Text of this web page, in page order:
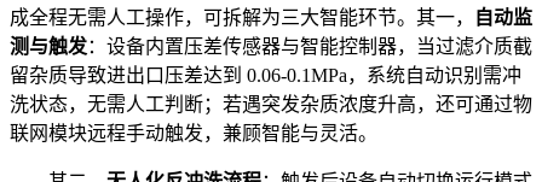
成全程无需人工操作，可拆解为三大智能环节。其一，
自动监
测与触发：设备内置压差传感器与智能控制器，当过滤介质截
留杂质导致进出口压差达到 0.06-0.1MPa，系统自动识别需冲
洗状态，无需人工判断；若遇突发杂质浓度升高，还可通过物
联网模块远程手动触发，兼顾智能与灵活。